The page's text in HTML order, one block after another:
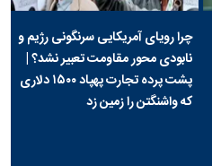
چرا رویای آمریکایی سرنگونی رژیم و
نابودی محور مقاومت تعبیر نشد؟ |
پشت پرده تجارت پهپاد‌ ۱۵۰۰ دلاری
که واشنگتن را زمین زد